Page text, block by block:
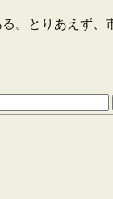
。とりあえず